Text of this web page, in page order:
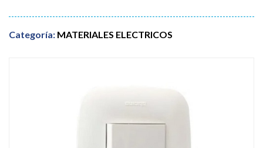
Categoría: MATERIALES ELECTRICOS